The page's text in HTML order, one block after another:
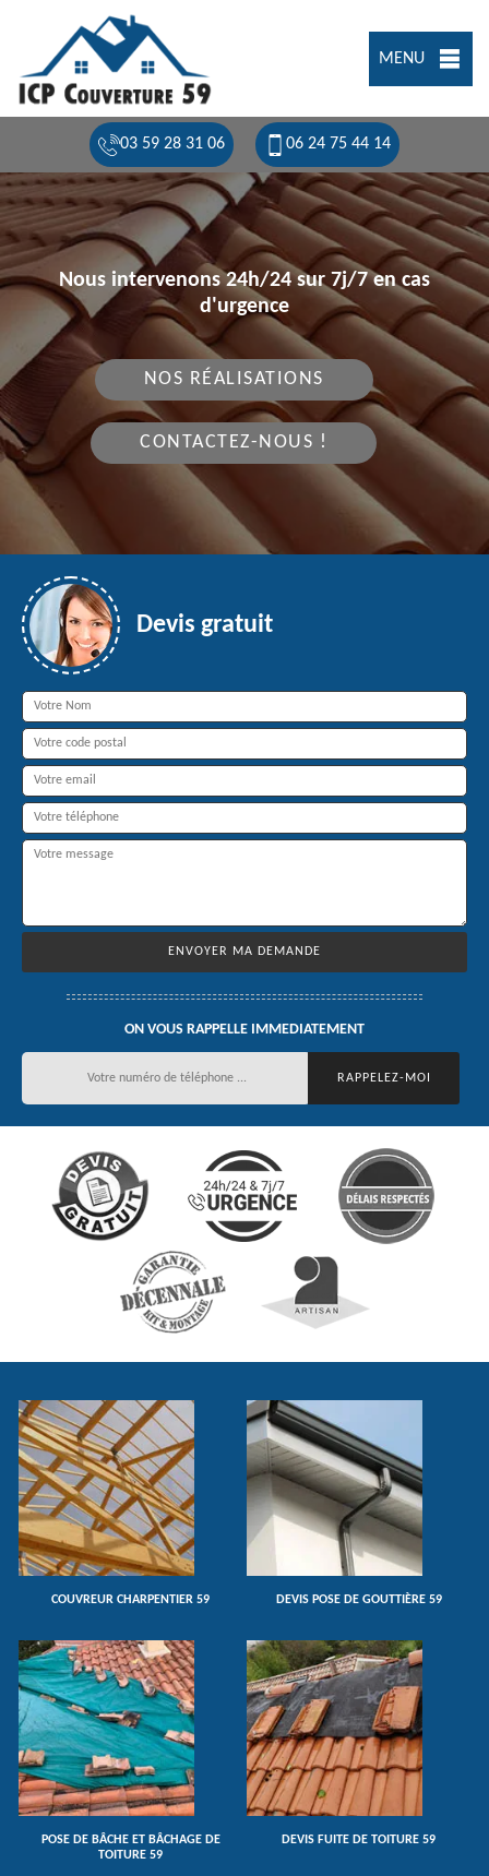
MENU
03 59 28 31 06 06 24 75 44 14
Nous intervenons 24h/24 sur 7j/7 en cas
d'urgence
NOS RÉALISATIONS
CONTACTEZ-NOUS !
Devis gratuit
ON VOUS RAPPELLE IMMEDIATEMENT
COUVREUR CHARPENTIER 59 DEVIS POSE DE GOUTTIÈRE 59
POSE DE BÂCHE ET BÂCHAGE DE
TOITURE 59
DEVIS FUITE DE TOITURE 59